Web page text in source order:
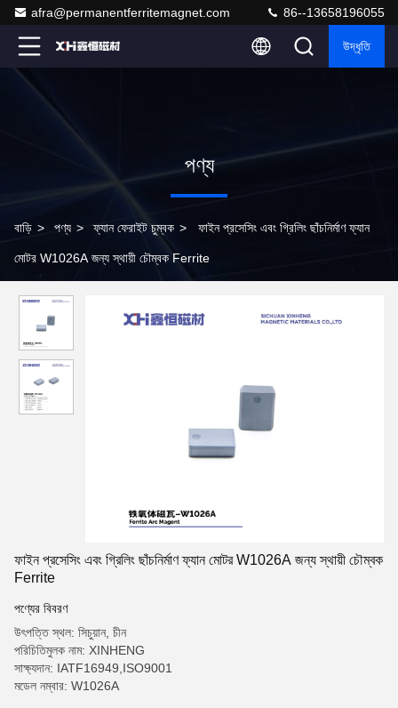
afra@permanentferritemagnet.com 86--13658196055
উদ্ধৃতি
পণ্য
বাড়ি > পণ্য > ফ্যান ফেরাইট চুম্বক > ফাইন প্রসেসিং এবং গ্রিলিং ছাঁচনির্মাণ ফ্যান
মোটর W1026A জন্য স্থায়ী চৌম্বক Ferrite
ফাইন প্রসেসিং এবং গ্রিলিং ছাঁচনির্মাণ ফ্যান মোটর W1026A জন্য স্থায়ী চৌম্বক
Ferrite
পণ্যের বিবরণ
উৎপত্তি স্থল: সিচুয়ান, চীন
পরিচিতিমুলক নাম: XINHENG
সাক্ষ্যদান: IATF16949,ISO9001
মডেল নম্বার: W1026A